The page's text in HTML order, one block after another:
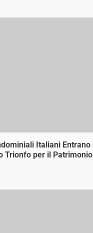
Italiani Entrano
Trionfo per il